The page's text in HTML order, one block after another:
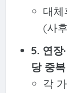
대
(사
5. 연장
당 중
각